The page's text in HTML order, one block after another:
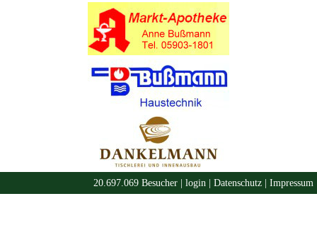
20.697.069 Besucher | login Datenschutz Impressum